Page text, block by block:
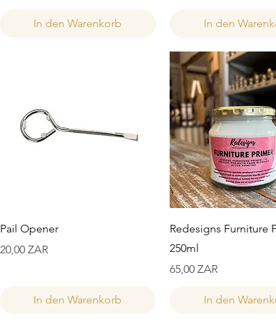
In den Warenkorb In den
Schnellansicht
Pail Opener
Preis
20,00 ZAR
In den Warenkorb
Redesigns Furniture
250ml
Preis
65,00 ZAR
In den